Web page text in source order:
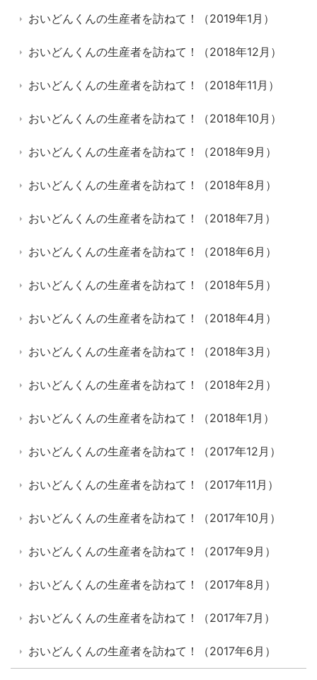
おいどんくんの生産者を訪ねて！（2019年1月）
おいどんくんの生産者を訪ねて！（2018年12月）
おいどんくんの生産者を訪ねて！（2018年11月）
おいどんくんの生産者を訪ねて！（2018年10月）
おいどんくんの生産者を訪ねて！（2018年9月）
おいどんくんの生産者を訪ねて！（2018年8月）
おいどんくんの生産者を訪ねて！（2018年7月）
おいどんくんの生産者を訪ねて！（2018年6月）
おいどんくんの生産者を訪ねて！（2018年5月）
おいどんくんの生産者を訪ねて！（2018年4月）
おいどんくんの生産者を訪ねて！（2018年3月）
おいどんくんの生産者を訪ねて！（2018年2月）
おいどんくんの生産者を訪ねて！（2018年1月）
おいどんくんの生産者を訪ねて！（2017年12月）
おいどんくんの生産者を訪ねて！（2017年11月）
おいどんくんの生産者を訪ねて！（2017年10月）
おいどんくんの生産者を訪ねて！（2017年9月）
おいどんくんの生産者を訪ねて！（2017年8月）
おいどんくんの生産者を訪ねて！（2017年7月）
おいどんくんの生産者を訪ねて！（2017年6月）